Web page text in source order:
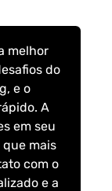
melhor
do
e o
A
em seu
mais
com o
e a